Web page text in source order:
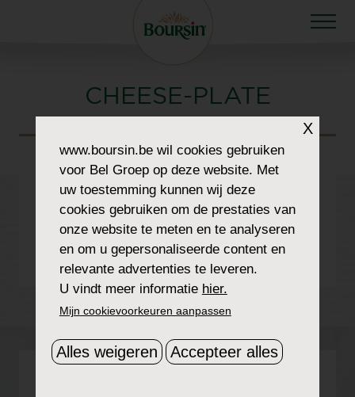
CHEESE-PLATE
X
www.boursin.bewil cookies gebruiken
voor Bel Groep op deze website. Met
uw toestemming kunnen wij deze
cookies gebruiken om de prestaties van
onze website te meten en te analyseren
en om u gepersonaliseerde content en
relevante advertenties te leveren.
U vindt meer informatie hier.
Mijn cookievoorkeuren aanpassen
Alles weigeren Accepteer alles